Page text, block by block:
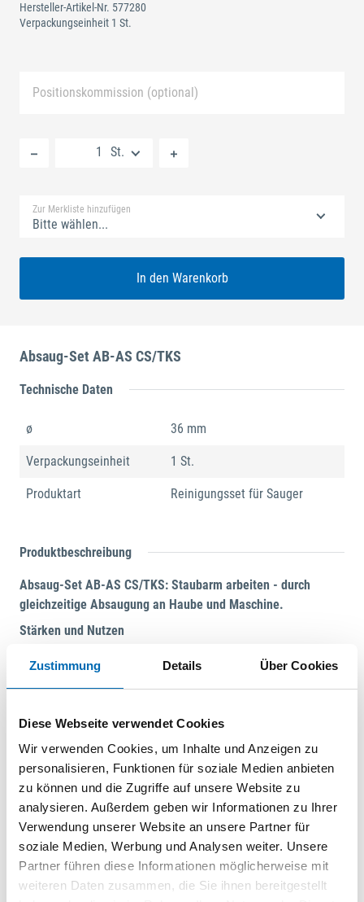
Zustimmung Details Über Cookies
Diese Webseite verwendet Cookies
Wir verwenden Cookies, um Inhalte und Anzeigen zu
personalisieren, Funktionen für soziale Medien anbieten
zu können und die Zugriffe auf unsere Website zu
analysieren. Außerdem geben wir Informationen zu Ihrer
Verwendung unserer Website an unsere Partner für
soziale Medien, Werbung und Analysen weiter. Unsere
Partner führen diese Informationen möglicherweise mit
weiteren Daten zusammen, die Sie ihnen bereitgestellt
Hersteller-Artikel-Nr. 577280
Verpackungseinheit 1 St.
Positionskommission (optional)
St.
Zur Merkliste hinzufügen
Bitte wählen...
In den Warenkorb
Absaug-Set AB-AS CS/TKS
Technische Daten
ø 36 mm
Verpackungseinheit 1 St.
Produktart Reinigungsset für Sauger
Produktbeschreibung
Absaug-Set AB-AS CS/TKS: Staubarm arbeiten - durch
gleichzeitige Absaugung an Haube und Maschine.
Stärken und Nutzen
Absaugung leicht gemacht: Das Absaug-Set verbindet
beide Austrittstellen von Staub und Spänen (Haube und
Maschine sowie der Haube
Verhindert statische Aufladung: Durch die Antistatik-
Funktion wird das statische Aufladen von Staub und
Spänen verhindert
Anwendungsschwerpunkte
Erfasst den Staub sowohl oben an der Schutzhaube als
auch unten an der MaschineHinweis